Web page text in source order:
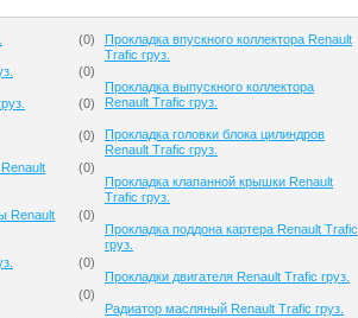
(0)
(0)
(0)
(0)
(0)
Renault
(0)
(0)
(0)
Прокладка впускного коллектора Renault
Trafic груз.
Прокладка выпускного коллектора
Renault Trafic груз.
Прокладка головки блока цилиндров
Renault Trafic груз.
Прокладка клапанной крышки Renault
Trafic груз.
Прокладка поддона картера Renault Trafic
груз.
Прокладки двигателя Renault Trafic груз.
Радиатор масляный Renault Trafic груз.